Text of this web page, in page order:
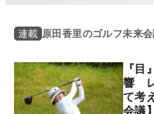
連載 原田香里のゴルフ未来
『
響 レ
て考
会議】